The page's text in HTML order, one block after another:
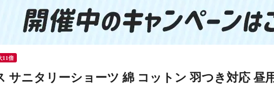
11倍
サニタリーショーツ 綿 コットン 羽つき対応 昼